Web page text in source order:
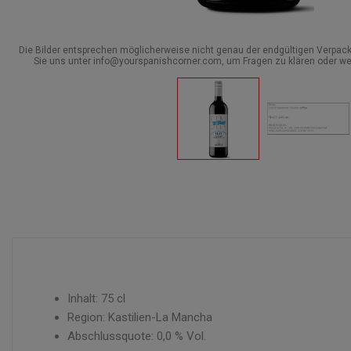
Die Bilder entsprechen möglicherweise nicht genau der endgültigen
Sie uns unter info@yourspanishcorner.com, um Fragen zu klären oder
Inhalt: 75 cl
Region: Kastilien-La Mancha
Abschlussquote: 0,0 % Vol.